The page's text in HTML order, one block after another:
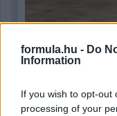
formula.hu - Do
Information
If you wish to opt-out
processing of your
Steiner már csak öt